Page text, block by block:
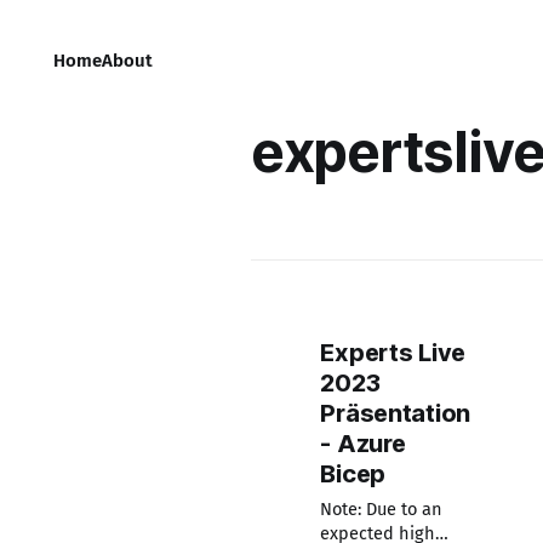
HomeAbout
Experts Live
2023
Präsentation
- Azure
Bicep
Note: Due to an
expected high